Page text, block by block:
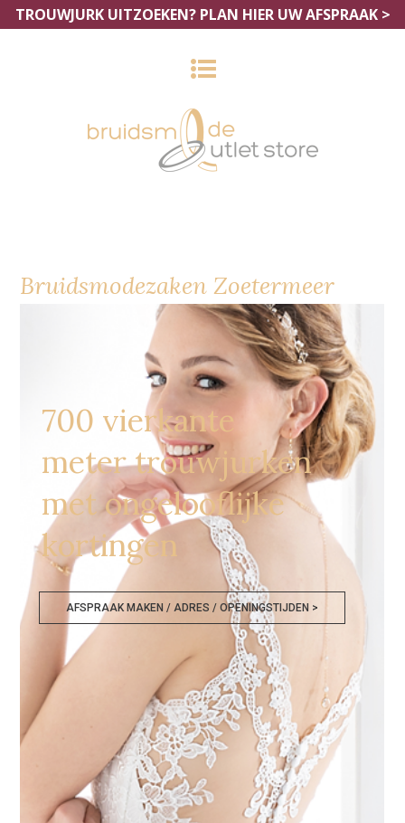
TROUWJURK UITZOEKEN? PLAN HIER UW AFSPRAAK >
Bruidsmodezaken Zoetermeer
700 vierkante
meter trouwjurken
met ongelooflijke
kortingen
AFSPRAAK MAKEN / ADRES / OPENINGSTIJDEN >
Bruidsmodezaken Zoetermeer